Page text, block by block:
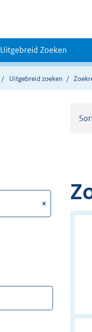
Uitgebreid Zoeken
Uitgebreid zoeken
e